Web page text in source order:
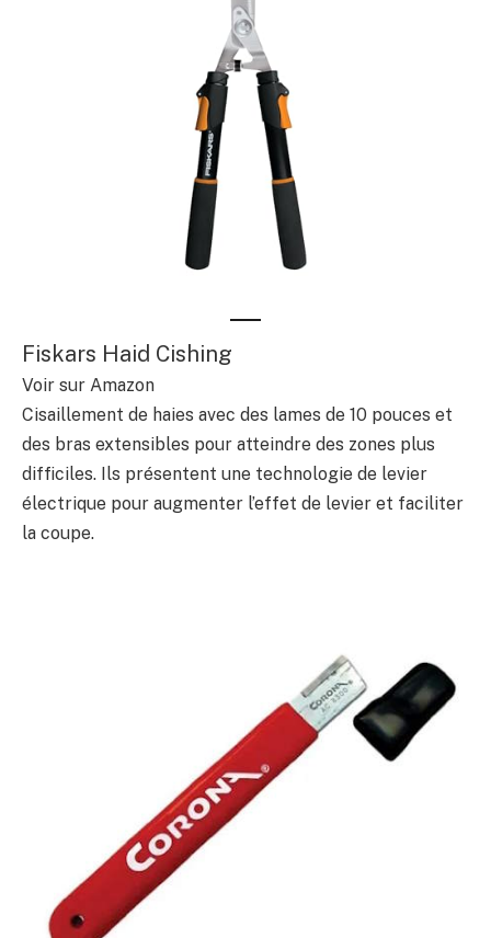
Fiskars Haid Cishing
Voir sur Amazon
Cisaillement de haies avec des lames de 10 pouces et
des bras extensibles pour atteindre des zones plus
difficiles. Ils présentent une technologie de levier
électrique pour augmenter l’effet de levier et faciliter
la coupe.